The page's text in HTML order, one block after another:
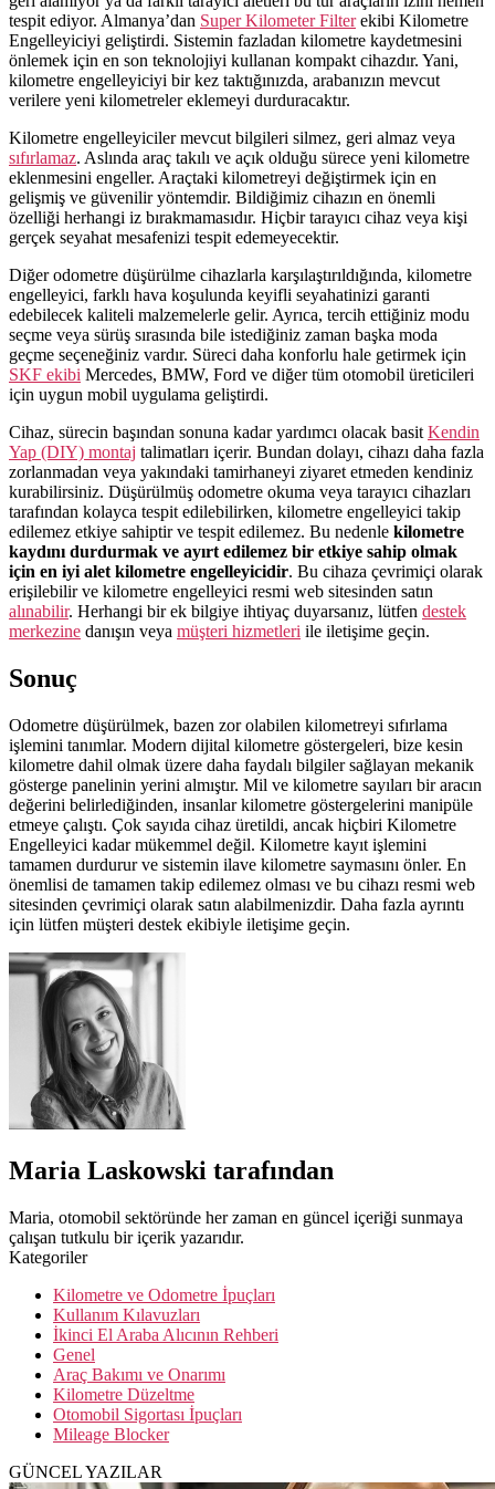
tespit ediyor. Almanya’dan Super Kilometer Filterekibi Kilometre
Engelleyiciyi geliştirdi. Sistemin fazladan kilometre kaydetmesini
önlemek için en son teknolojiyi kullanan kompakt cihazdır. Yani,
kilometre engelleyiciyi bir kez taktığınızda, arabanızın mevcut
verilere yeni kilometreler eklemeyi durduracaktır.
Kilometre engelleyiciler mevcut bilgileri silmez, geri almaz veya
sıfırlamaz. Aslında araç takılı ve açık olduğu sürece yeni kilometre
eklenmesini engeller. Araçtaki kilometreyi değiştirmek için en
gelişmiş ve güvenilir yöntemdir. Bildiğimiz cihazın en önemli
özelliği herhangi iz bırakmamasıdır. Hiçbir tarayıcı cihaz veya kişi
gerçek seyahat mesafenizi tespit edemeyecektir.
Diğer odometre düşürülme cihazlarla karşılaştırıldığında, kilometre
engelleyici, farklı hava koşulunda keyifli seyahatinizi garanti
edebilecek kaliteli malzemelerle gelir. Ayrıca, tercih ettiğiniz modu
seçme veya sürüş sırasında bile istediğiniz zaman başka moda
geçme seçeneğiniz vardır. Süreci daha konforlu hale getirmek için
SKF ekibi Mercedes, BMW, Ford ve diğer tüm otomobil üreticileri
için uygun mobil uygulama geliştirdi.
Cihaz, sürecin başından sonuna kadar yardımcı olacak basitKendin
Yap (DIY) montaj talimatları içerir. Bundan dolayı, cihazı daha fazla
zorlanmadan veya yakındaki tamirhaneyi ziyaret etmeden kendiniz
kurabilirsiniz. Düşürülmüş odometre okuma veya tarayıcı cihazları
tarafından kolayca tespit edilebilirken, kilometre engelleyici takip
edilemez etkiye sahiptir ve tespit edilemez. Bu nedenle kilometre
kaydını durdurmak ve ayırt edilemez bir etkiye sahip olmak
için en iyi alet kilometre engelleyicidir. Bu cihaza çevrimiçi olarak
erişilebilir ve kilometre engelleyici resmi web sitesinden satın
alınabilir. Herhangi bir ek bilgiye ihtiyaç duyarsanız, lütfen destek
merkezine danışın veya müşteri hizmetleri ile iletişime geçin.
Sonuç
Odometre düşürülmek, bazen zor olabilen kilometreyi sıfırlama
işlemini tanımlar. Modern dijital kilometre göstergeleri, bize kesin
kilometre dahil olmak üzere daha faydalı bilgiler sağlayan mekanik
gösterge panelinin yerini almıştır. Mil ve kilometre sayıları bir aracın
değerini belirlediğinden, insanlar kilometre göstergelerini manipüle
etmeye çalıştı. Çok sayıda cihaz üretildi, ancak hiçbiri Kilometre
Engelleyici kadar mükemmel değil. Kilometre kayıt işlemini
tamamen durdurur ve sistemin ilave kilometre saymasını önler. En
önemlisi de tamamen takip edilemez olması ve bu cihazı resmi web
sitesinden çevrimiçi olarak satın alabilmenizdir. Daha fazla ayrıntı
için lütfen müşteri destek ekibiyle iletişime geçin.
Maria Laskowski tarafından
Maria, otomobil sektöründe her zaman en güncel içeriği sunmaya
çalışan tutkulu bir içerik yazarıdır.
Kategoriler
Kilometre ve Odometre İpuçları
Kullanım Kılavuzları
İkinci El Araba Alıcının Rehberi
Genel
Araç Bakımı ve Onarımı
Kilometre Düzeltme
Otomobil Sigortası İpuçları
Mileage Blocker
GÜNCEL YAZILAR